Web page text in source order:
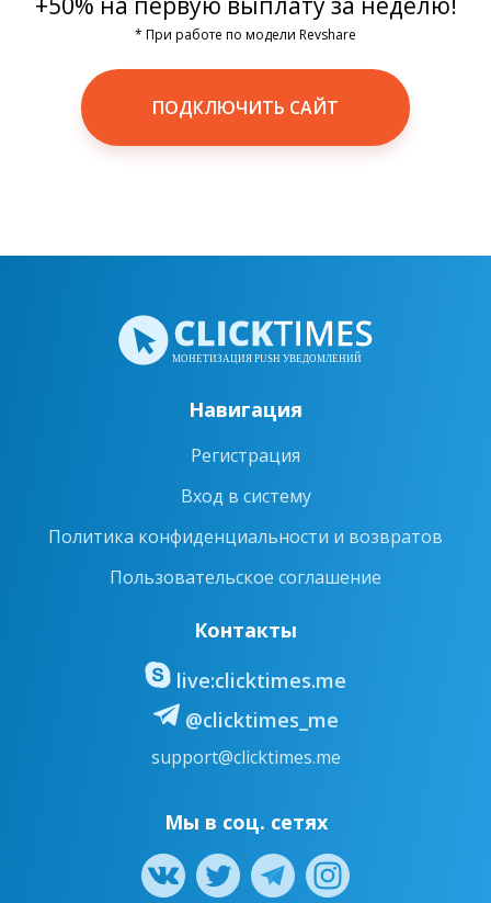
* При работе по модели Revshare
ПОДКЛЮЧИТЬ САЙТ
Навигация
Регистрация
Вход в систему
Политика конфиденциальности и возвратов
Пользовательское соглашение
Контакты
live:clicktimes.me
@clicktimes_me
support@clicktimes.me
Мы в соц. сетях